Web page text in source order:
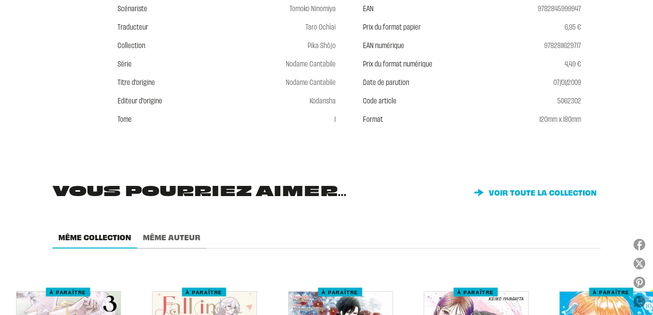
Scénariste
Tomoko Ninomiya
Traducteur
Taro Ochïai
Collection
Pika Shôjo
Série
Nodame Cantabile
Titre d'origine
Nodame Cantabile
Editeur d'origine
Kodansha
Tome
1
EAN
9782845999947
Prix du format papier
6,95 €
EAN numérique
9782811629717
Prix du format numérique
4,49 €
Date de parution
07/01/2009
Code article
5062302
Format
120mm x 180mm
VOUS POURRIEZ AIMER... VOIR TOUTE LA COLLECTION
MÊME COLLECTION MÊME AUTEUR
À PARAÎTRE À PARAÎTRE À PARAÎTRE À PARAÎTRE À PARAÎTRE